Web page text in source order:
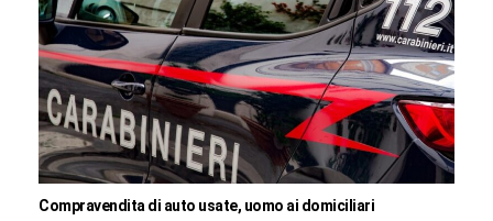
Compravendita di auto usate, uomo ai domiciliari